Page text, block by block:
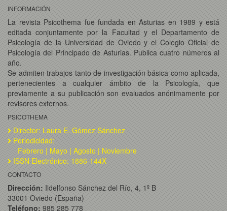
INFORMACIÓN
La revista Psicothema fue fundada en Asturias en 1989 y está
editada conjuntamente por la Facultad y el Departamento de
Psicología de la Universidad de Oviedo y el Colegio Oficial de
Psicología del Principado de Asturias. Publica cuatro números al
año.
Se admiten trabajos tanto de investigación básica como aplicada,
pertenecientes a cualquier ámbito de la Psicología, que
previamente a su publicación son evaluados anónimamente por
revisores externos.
PSICOTHEMA
Director: Laura E. Gómez Sánchez
Periodicidad:
Febrero | Mayo | Agosto | Noviembre
ISSN Electrónico: 1886-144X
CONTACTO
Dirección: Ildelfonso Sánchez del Río, 4, 1º B
33001 Oviedo (España)
Teléfono: 985 285 778